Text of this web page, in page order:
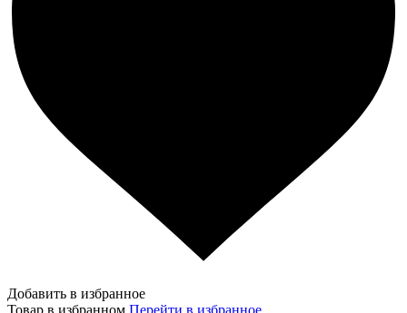
Добавить в избранное
Товар в избранном Перейти в избранное